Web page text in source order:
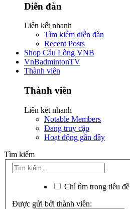
Diễn đàn
Liên kết nhanh
Tìm kiếm diễn đàn
Recent Posts
Shop Cầu Lông VNB
VnBadmintonTV
Thành viên
Thành viên
Liên kết nhanh
Notable Members
Đang truy cập
Hoạt động gần đây
Tìm kiếm
Chỉ tìm trong tiêu đề
Được gửi bởi thành viên: